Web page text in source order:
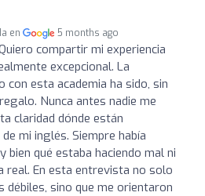
en 5 months ago
compartir mi experiencia
excepcional. La
con esta academia ha sido, sin
Nunca antes nadie me
claridad dónde están
mi inglés. Siempre había
bien qué estaba haciendo mal ni
real. En esta entrevista no solo
débiles, sino que me orientaron